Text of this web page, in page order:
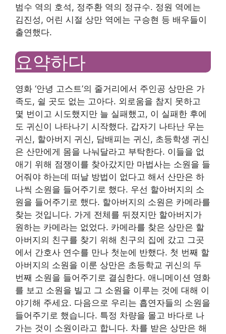
범수 역의 호석, 정주환 역의 정규수. 정원 역에는
김진성, 어린 시절 상만 역에는 구승현 등 배우들이
출연했다.
요약하다
영화 ‘안녕 고스트’의 줄거리에서 주인공 상만은 가
족도, 쉴 곳도 없는 고아다. 외로움을 참지 못하고
몇 번이고 시도했지만 늘 실패했고, 이 실패한 후에
도 귀신이 나타나기 시작했다. 갑자기 나타난 우는
귀신, 할아버지 귀신, 담배피는 귀신, 초등학생 귀신
은 산만에게 몸을 나눠달라고 부탁한다. 이들을 없
애기 위해 점쟁이를 찾아갔지만 마법사는 소원을 들
어줘야 하는데 떠날 방법이 없다고 해서 산만은 하
나씩 소원을 들어주기로 했다. 우선 할아버지의 소
원을 들어주기로 했다. 할아버지의 소원은 카메라를
찾는 것입니다. 가게 전체를 뒤졌지만 할아버지가
원하는 카메라는 없었다. 카메라를 찾은 상만은 할
아버지의 친구를 찾기 위해 친구의 집에 갔고 그곳
에서 간호사 연수를 만나 첫눈에 반했다. 첫 번째 할
아버지의 소원을 이룬 상만은 초등학교 귀신의 두
번째 소원을 들어주기로 결심한다. 애니메이션 영화
를 보고 소원을 빌고 그 소원을 이루는 것에 대해 이
야기해 주세요. 다음으로 우리는 흡연자들의 소원을
들어주기로 했습니다. 특정 차량을 몰고 바다로 나
가는 것이 소원이라고 합니다. 차를 받은 상만은 해